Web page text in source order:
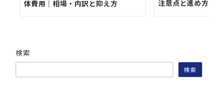
体費用｜相場・内訳と抑え方
注意点と進め方【
検索
検索